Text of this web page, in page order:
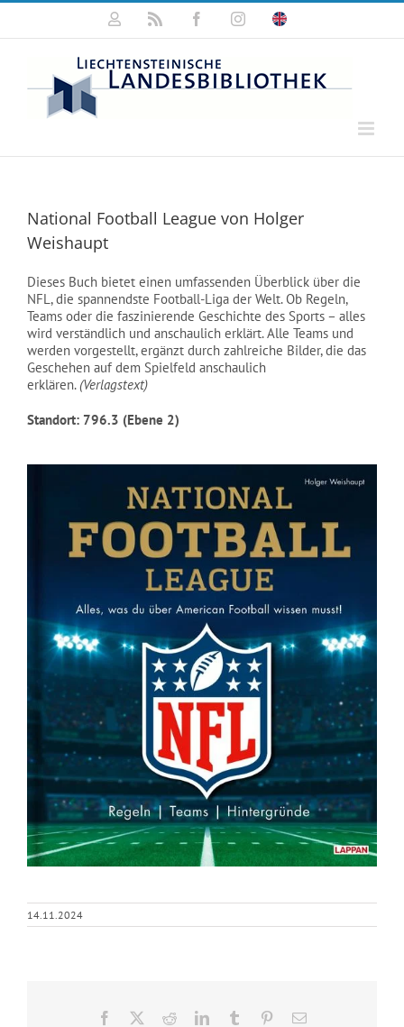
Zum
springen
Mein
FacebookInstagram
Click
National Football League von Holger
Weishaupt
Dieses Buch bietet einen umfassenden Überblick über die
NFL, die spannendste Football-Liga der Welt. Ob Regeln,
Teams oder die faszinierende Geschichte des Sports – alles
wird verständlich und anschaulich erklärt. Alle Teams und
werden vorgestellt, ergänzt durch zahlreiche Bilder, die das
Geschehen auf dem Spielfeld anschaulich
erklären.(Verlagstext)
Standort: 796.3 (Ebene 2)
14.11.2024
Facebook RedditLinkedInTumblr Pinterest
E-